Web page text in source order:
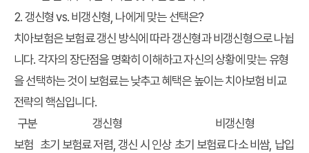
2. 갱신형 vs. 비갱신형, 나에게 맞는 선택은?
치아보험은 보험료 갱신 방식에 따라 갱신형과 비갱신형으로 나뉩
니다. 각자의 장단점을 명확히 이해하고 자신의 상황에 맞는 유형
을 선택하는 것이 보험료는 낮추고 혜택은 높이는 치아보험 비교
전략의 핵심입니다.
구분
갱신형
비갱신형
보험 초기 보험료 저렴, 갱신 시 인상 초기 보험료 다소 비쌈, 납입